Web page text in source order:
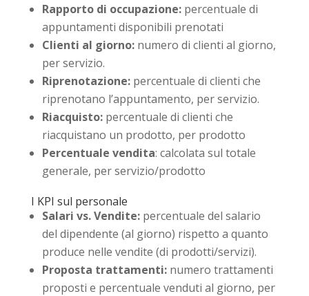
Rapporto di occupazione:percentuale di
appuntamenti disponibili prenotati
Clienti al giorno:numero di clienti al giorno,
per servizio.
Riprenotazione:percentuale di clienti che
riprenotano l’appuntamento, per servizio.
Riacquisto:percentuale di clienti che
riacquistano un prodotto, per prodotto
Percentuale vendita: calcolata sul totale
generale, per servizio/prodotto
I KPI sul personale
Salari vs. Vendite:percentuale del salario
del dipendente (al giorno) rispetto a quanto
produce nelle vendite (di prodotti/servizi).
Proposta trattamenti:numero trattamenti
proposti e percentuale venduti al giorno, per